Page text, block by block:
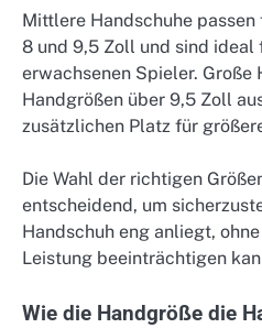
Mittlere Handschuhe
8 und 9,5 Zoll und sind ideal
erwachsenen Spieler. Große
Handgrößen über 9,5 Zoll
zusätzlichen Platz für
Die Wahl der richtigen
entscheidend, um
Handschuh eng anliegt,
Leistung beeinträchtigen
Wie die Handgröße die